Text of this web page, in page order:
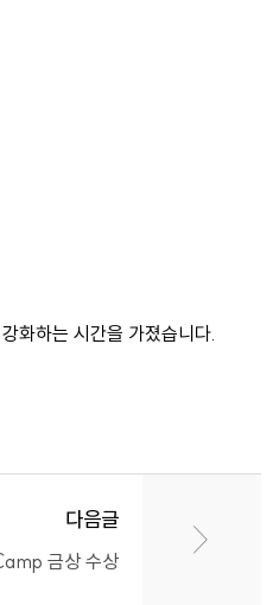
화하는 시간을 가졌습니다.
다음글
금상 수상